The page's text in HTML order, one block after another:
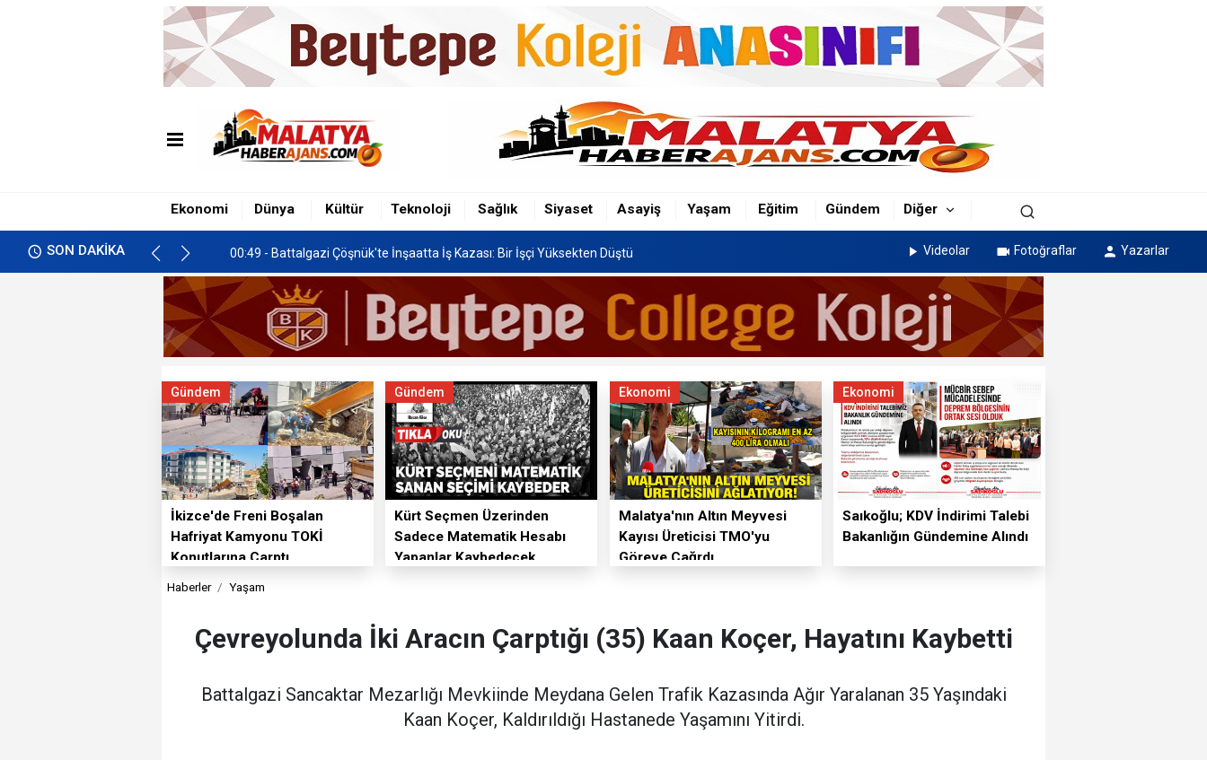
Ekonomi Dünya Kültür Teknoloji Sağlık Siyaset Asayiş Yaşam Eğitim Gündem Diğer
SON DAKİKA
00:49 - Battalgazi Çöşnük'te İnşaatta İş Kazası: Bir İşçi Yüksekten Düştü
01:00 - İkizce'de Freni Boşalan Hafriyat Kamyonu TOKİ Konutlarına Çarptı
00:49 - Battalgazi Çöşnük'te İnşaatta İş Kazası: Bir İşçi Yüksekten Düştü
01:00 - İkizce'de Freni Boşalan Hafriyat Kamyonu TOKİ Konutlarına Çarptı Videolar Fotoğraflar Yazarlar
Gündem
İkizce'de Freni Boşalan
Hafriyat Kamyonu TOKİ
Konutlarına Çarptı
Gündem
Kürt Seçmen Üzerinden
Sadece Matematik Hesabı
Yapanlar Kaybedecek
Ekonomi
Malatya'nın Altın Meyvesi
Kayısı Üreticisi TMO'yu
Göreve Çağrdı
Ekonomi
Saıkoğlu; KDV İndirimi Talebi
Bakanlığın Gündemine Alındı
Haberler Yaşam
Çevreyolunda İki Aracın Çarptığı (35) Kaan Koçer, Hayatını Kaybetti
Battalgazi Sancaktar Mezarlığı Mevkiinde Meydana Gelen Trafik Kazasında Ağır Yaralanan 35 Yaşındaki
Kaan Koçer, Kaldırıldığı Hastanede Yaşamını Yitirdi.